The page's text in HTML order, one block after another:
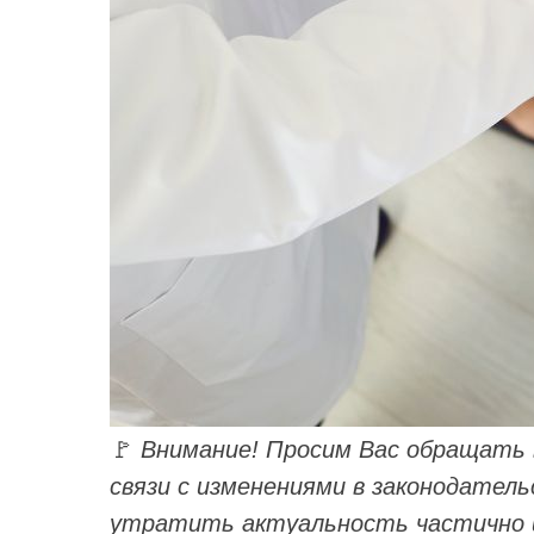
🚩 Внимание! Просим Вас обращать
связи с изменениями в
утратить актуальность частично